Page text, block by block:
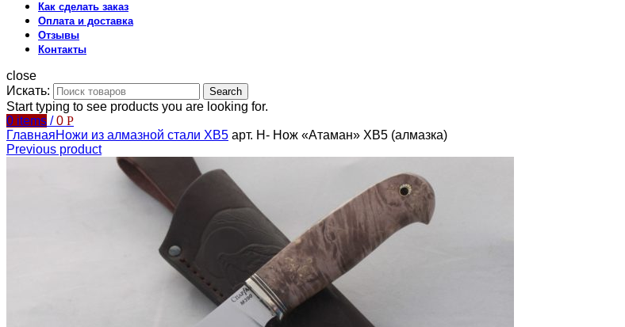
Как сделать заказ
Оплата и доставка
Отзывы
Контакты
close
Искать:
Search
Start typing to see products you are looking for.
0 items / 0 Р
ГлавнаяНожи из алмазной стали ХВ5 арт. Н- Нож «Атаман» ХВ5 (алмазка)
Previous product